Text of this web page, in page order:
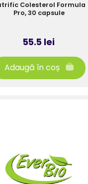
Colesterol Formula
Pro, 30 capsule
55.5 lei
Adaugă în coș